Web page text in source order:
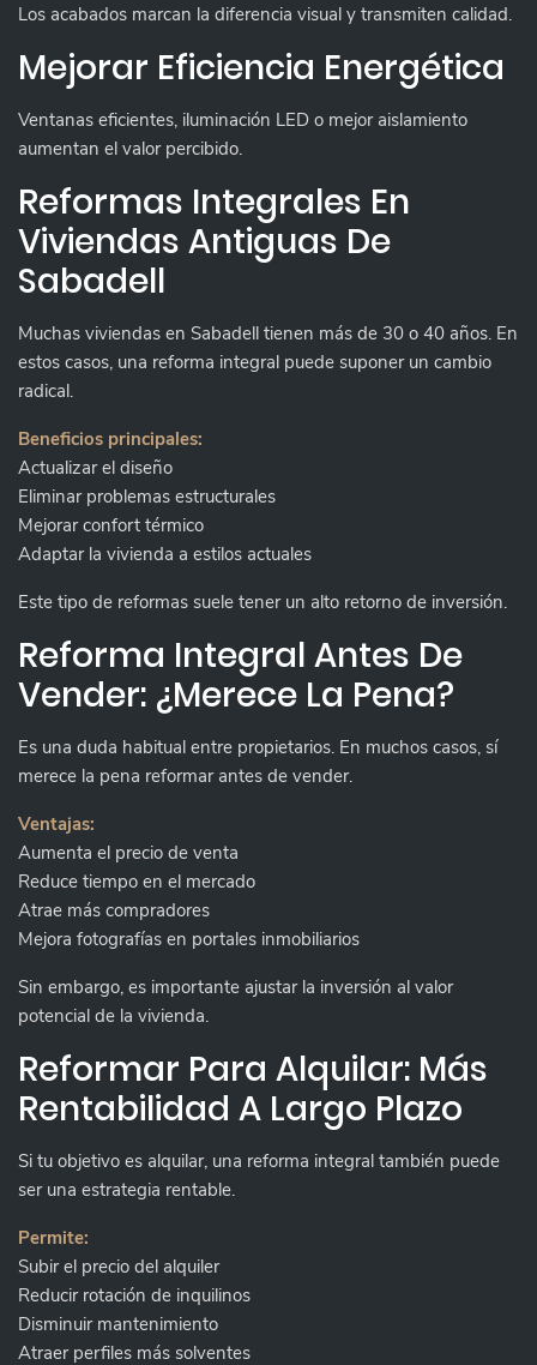
Los acabados marcan la diferencia visual y transmiten calidad.
Mejorar Eficiencia Energética
Ventanas eficientes, iluminación LED o mejor aislamiento
aumentan el valor percibido.
Reformas Integrales En
Viviendas Antiguas De
Sabadell
Muchas viviendas en Sabadell tienen más de 30 o 40 años. En
estos casos, una reforma integral puede suponer un cambio
radical.
Beneficios principales:
Actualizar el diseño
Eliminar problemas estructurales
Mejorar confort térmico
Adaptar la vivienda a estilos actuales
Este tipo de reformas suele tener un alto retorno de inversión.
Reforma Integral Antes De
Vender: ¿merece La Pena?
Es una duda habitual entre propietarios. En muchos casos, sí
merece la pena reformar antes de vender.
Ventajas:
Aumenta el precio de venta
Reduce tiempo en el mercado
Atrae más compradores
Mejora fotografías en portales inmobiliarios
Sin embargo, es importante ajustar la inversión al valor
potencial de la vivienda.
Reformar Para Alquilar: Más
Rentabilidad A Largo Plazo
Si tu objetivo es alquilar, una reforma integral también puede
ser una estrategia rentable.
Permite:
Subir el precio del alquiler
Reducir rotación de inquilinos
Disminuir mantenimiento
Atraer perfiles más solventes